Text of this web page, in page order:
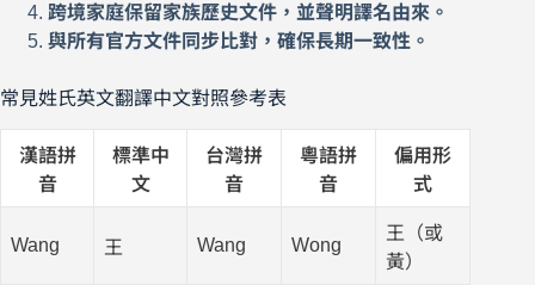
跨境家庭保留家族歷史文件，並聲明譯名由來。
與所有官方文件同步比對，確保長期一致性。
常見姓氏英文翻譯中文對照參考表
漢語拼
音
標準中
文
台灣拼
音
粵語拼
音
偏用形
式
Wang 王 Wang Wong
王（或
黃）